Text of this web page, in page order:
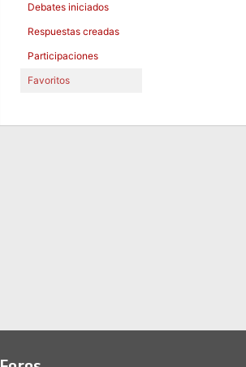
Debates iniciados
Respuestas creadas
Participaciones
Favoritos